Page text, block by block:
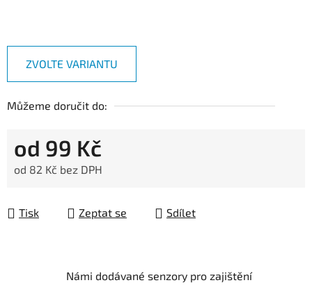
ZVOLTE VARIANTU
Můžeme doručit do:
od 99 Kč
od 82 Kč bez DPH
Tisk
Zeptat se Sdílet
Námi dodávané senzory pro zajištění